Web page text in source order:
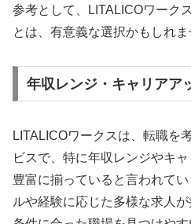
参考として、LITALICOワーク
とは、有意義な選択かもしれま
年収レンジ・キャリアア
LITALICOワークスは、転職を
ビスで、特に年収レンジやキ
豊富に揃っていると言われて
ルや経験に応じた多様な求人